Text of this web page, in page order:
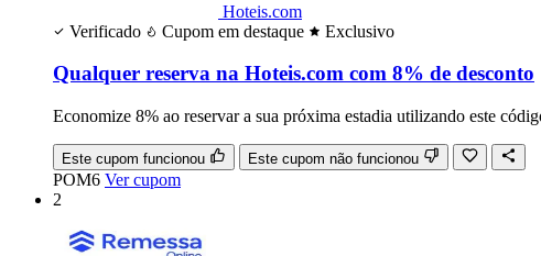
Hoteis.com
Verificado
Cupom em destaque Exclusivo
Qualquer reserva na Hoteis.com com 8% de desconto
Economize 8% ao reservar a sua próxima estadia utilizando este
Este cupom funcionou Este cupom não funcionou
POM6 Ver cupom
2